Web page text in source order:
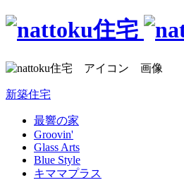
新築住宅
最響の家
Groovin'
Glass Arts
Blue Style
キママプラス